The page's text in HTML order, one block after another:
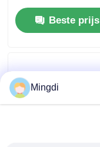
Beste prijs
Mingdi